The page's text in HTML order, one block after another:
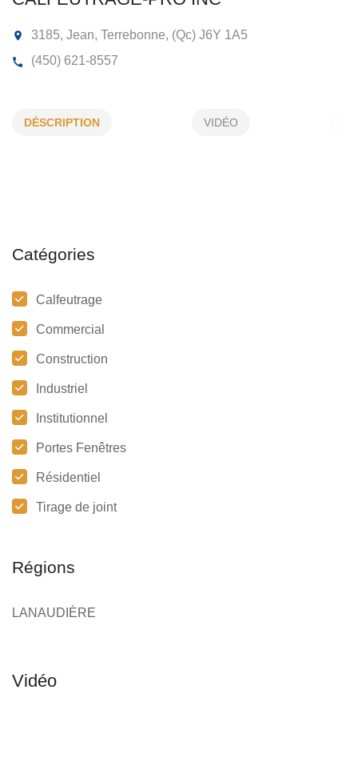
CALFEUTRAGE-PRO INC
DÉSCRIPTION VIDÉO
Catégories
Calfeutrage
Commercial
Construction
Industriel
Institutionnel
Portes Fenêtres
Résidentiel
Tirage de joint
Régions
LANAUDIÈRE